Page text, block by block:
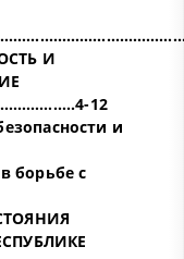
И
12
и
борьбе с